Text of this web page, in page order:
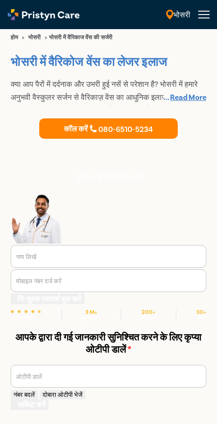
भोसरी
होम > भोसरी > भोसरी में वैरिकाज वेंस की सर्जरी
भोसरी में वैरिकोज वेंस का लेजर इलाज
क्या आप पैरों में दर्दनाक और उभरी हुई नसें से परेशान है? भोसरी में हमारे
अनुभवी वैस्कुलर सर्जन से वैरिकाज़ वेंस का आधुनिक इलाज कराएं। हमारे
इलाज प्रदान करने के लिए जाने जाते हैं।
...Read More
कॉल करें 080-6510-5234
नाम लिखें
मोबाइल नंबर दर्ज करें
3 M+ 200+ 30+
आपके द्वारा दी गई जानकारी सुनिश्चित करने के लिए कृप्या
ओटीपी डालें*
ओटीपी डालें
नंबर बदलें दोबारा ओटीपी भेजें